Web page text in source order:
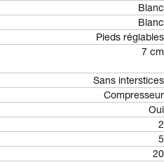
Blanc
Blanc
Pieds réglables
7 cm
Sans interstices
Compresseur
Oui
2
5
20